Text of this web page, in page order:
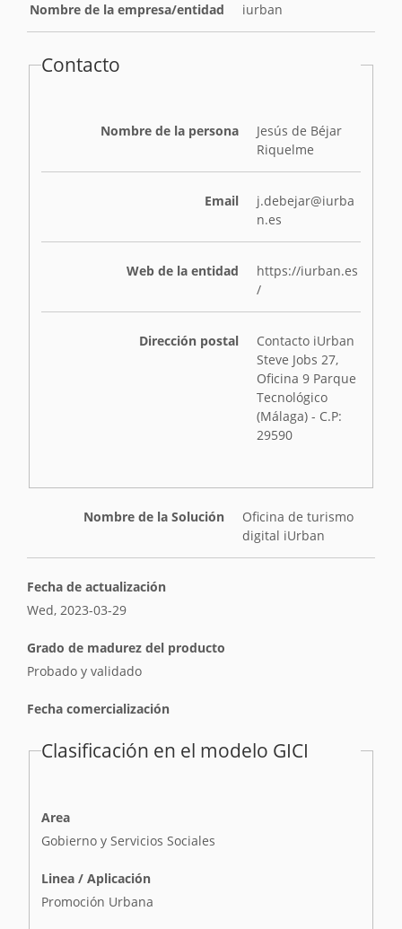
Nombre de la empresa/entidad iurban
Contacto
Nombre de la persona
Jesús de Béjar
Riquelme
Email
j.debejar@iurba
n.es
Web de la entidad
https://iurban.es
/
Dirección postal
Contacto iUrban
Steve Jobs 27,
Oficina 9 Parque
Tecnológico
(Málaga) - C.P:
29590
Nombre de la Solución
Oficina de turismo
digital iUrban
Fecha de actualización
Wed, 2023-03-29
Grado de madurez del producto
Probado y validado
Fecha comercialización
Clasificación en el modelo GICI
Area
Gobierno y Servicios Sociales
Linea / Aplicación
Promoción Urbana